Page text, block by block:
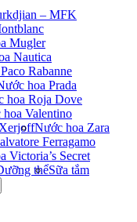
– MFK
Mugler
Nautica
Rabanne
hoa Prada
hoa Roja Dove
Valentino
Nước hoa Zara
Ferragamo
Victoria’s Secret
thểSữa tắm